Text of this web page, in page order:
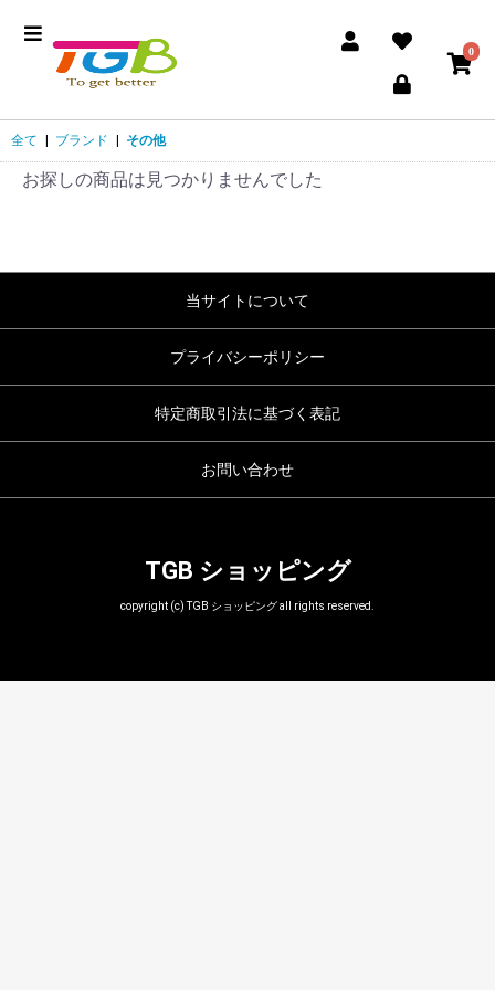
0
全て ブランド その他
お探しの商品は見つかりませんでした
当サイトについて
プライバシーポリシー
特定商取引法に基づく表記
お問い合わせ
TGB ショッピング
copyright (c) TGB ショッピング all rights reserved.